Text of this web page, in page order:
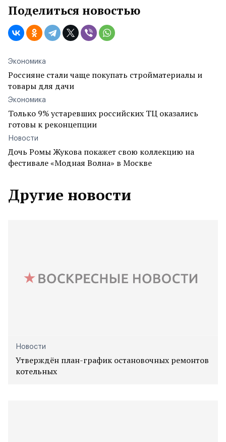
Поделиться новостью
Экономика
Россияне стали чаще покупать стройматериалы и
товары для дачи
Экономика
Только 9% устаревших российских ТЦ оказались
готовы к реконцепции
Новости
Дочь Ромы Жукова покажет свою коллекцию на
фестивале «Модная Волна» в Москве
Другие новости
Новости
Утверждён план-график остановочных ремонтов
котельных